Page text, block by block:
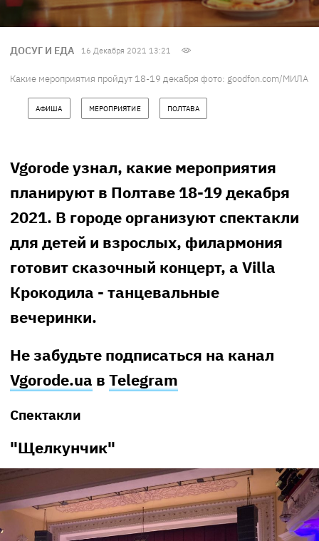
ДОСУГ И ЕДА 16 Декабря 2021 13:21
Какие мероприятия пройдут 18-19 декабря фото: goodfon.com/МИЛА
АФИША МЕРОПРИЯТИЕ ПОЛТАВА
Vgorode узнал, какие мероприятия
планируют в Полтаве 18-19 декабря
2021. В городе организуют спектакли
для детей и взрослых, филармония
готовит сказочный концерт, а Villa
Крокодила - танцевальные
вечеринки.
Не забудьте подписаться на канал
Vgorode.ua в Telegram
Спектакли
"Щелкунчик"